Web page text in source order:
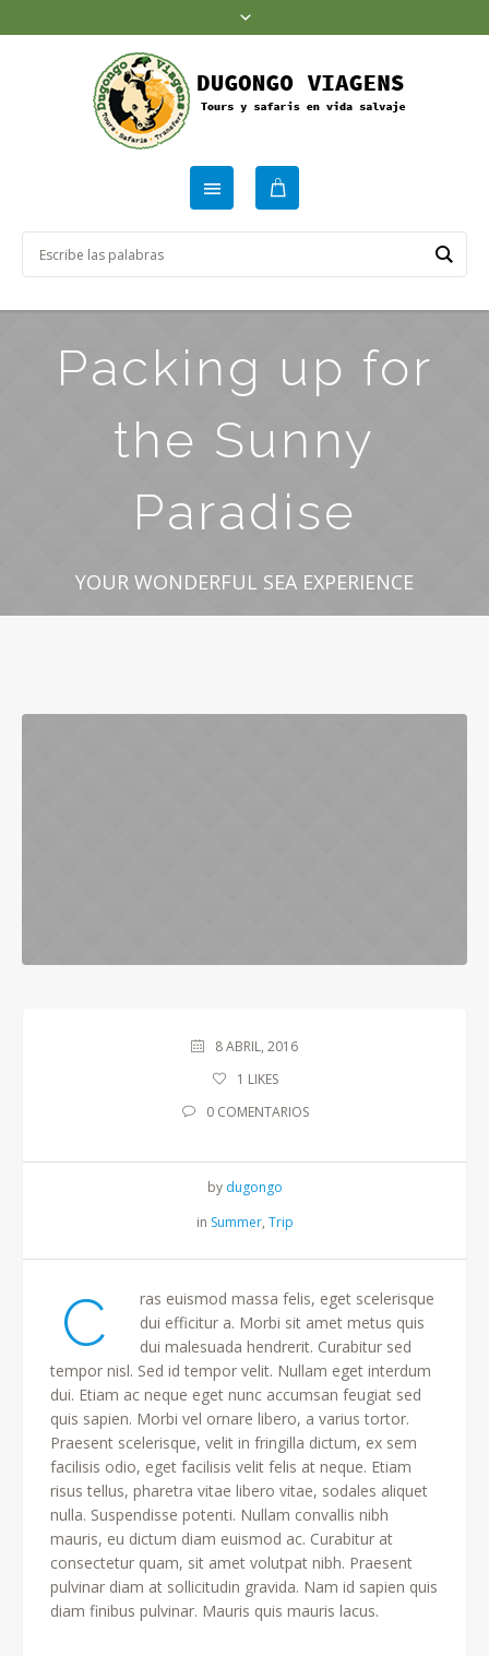
Packing up for
the Sunny
Paradise
YOUR WONDERFUL SEA EXPERIENCE
8 ABRIL, 2016
1 LIKES
0 COMENTARIOS
by dugongo
in Summer, Trip
C
ras euismod massa felis, eget scelerisque
dui efficitur a. Morbi sit amet metus quis
dui malesuada hendrerit. Curabitur sed
tempor nisl. Sed id tempor velit. Nullam eget interdum
dui. Etiam ac neque eget nunc accumsan feugiat sed
quis sapien. Morbi vel ornare libero, a varius tortor.
Praesent scelerisque, velit in fringilla dictum, ex sem
facilisis odio, eget facilisis velit felis at neque. Etiam
risus tellus, pharetra vitae libero vitae, sodales aliquet
nulla. Suspendisse potenti. Nullam convallis nibh
mauris, eu dictum diam euismod ac. Curabitur at
consectetur quam, sit amet volutpat nibh. Praesent
pulvinar diam at sollicitudin gravida. Nam id sapien quis
diam finibus pulvinar. Mauris quis mauris lacus.